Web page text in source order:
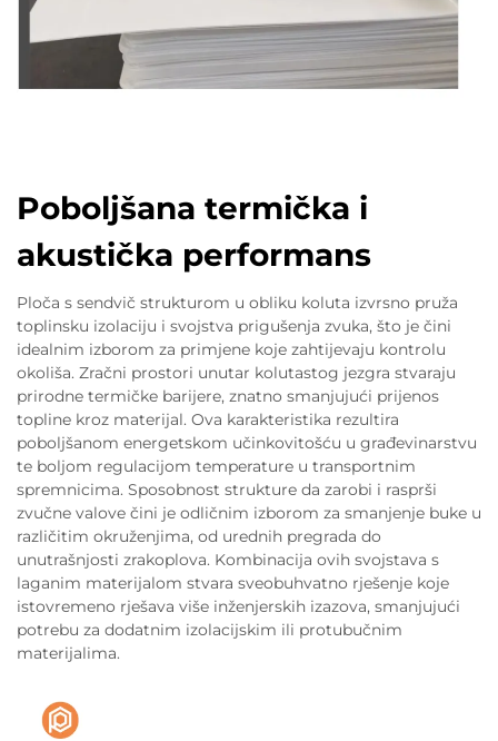
Poboljšana termička i
akustička performans
Ploča s sendvič strukturom u obliku koluta izvrsno pruža
toplinsku izolaciju i svojstva prigušenja zvuka, što je čini
idealnim izborom za primjene koje zahtijevaju kontrolu
okoliša. Zračni prostori unutar kolutastog jezgra stvaraju
prirodne termičke barijere, znatno smanjujući prijenos
topline kroz materijal. Ova karakteristika rezultira
poboljšanom energetskom učinkovitošću u građevinarstvu
te boljom regulacijom temperature u transportnim
spremnicima. Sposobnost strukture da zarobi i rasprši
zvučne valove čini je odličnim izborom za smanjenje buke u
različitim okruženjima, od urednih pregrada do
unutrašnjosti zrakoplova. Kombinacija ovih svojstava s
laganim materijalom stvara sveobuhvatno rješenje koje
istovremeno rješava više inženjerskih izazova, smanjujući
potrebu za dodatnim izolacijskim ili protubučnim
materijalima.